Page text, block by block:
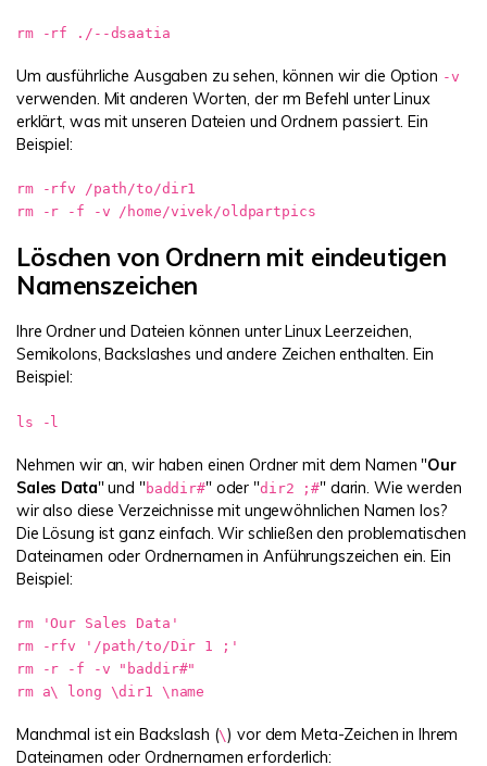
rm -rf ./--dsaatia
Um ausführliche Ausgaben zu sehen, können wir die Option -v
verwenden. Mit anderen Worten, der rm Befehl unter Linux
erklärt, was mit unseren Dateien und Ordnern passiert. Ein
Beispiel:
rm -rfv /path/to/dir1
rm -r -f -v /home/vivek/oldpartpics
Löschen von Ordnern mit eindeutigen
Namenszeichen
Ihre Ordner und Dateien können unter Linux Leerzeichen,
Semikolons, Backslashes und andere Zeichen enthalten. Ein
Beispiel:
ls -l
Nehmen wir an, wir haben einen Ordner mit dem Namen "Our
Sales Data" und "baddir#" oder "dir2 ;#" darin. Wie werden
wir also diese Verzeichnisse mit ungewöhnlichen Namen los?
Die Lösung ist ganz einfach. Wir schließen den problematischen
Dateinamen oder Ordnernamen in Anführungszeichen ein. Ein
Beispiel:
rm 'Our Sales Data'
rm -rfv '/path/to/Dir 1 ;'
rm -r -f -v "baddir#"
rm a\ long \dir1 \name
Manchmal ist ein Backslash (\) vor dem Meta-Zeichen in Ihrem
Dateinamen oder Ordnernamen erforderlich: